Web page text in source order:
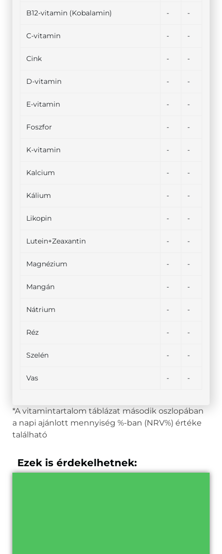
B12-vitamin (Kobalamin) - -
C-vitamin - -
Cink - -
D-vitamin - -
E-vitamin - -
Foszfor - -
K-vitamin - -
Kalcium - -
Kálium - -
Likopin - -
Lutein+Zeaxantin - -
Magnézium - -
Mangán - -
Nátrium - -
Réz - -
Szelén - -
Vas - -
*A vitamintartalom táblázat második oszlopában
a napi ajánlott mennyiség %-ban (NRV%) értéke
található
Ezek is érdekelhetnek: